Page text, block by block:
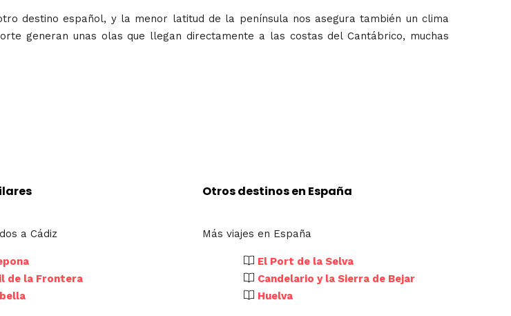
destino español, y la menor latitud de la península nos asegura también un clima
generan unas olas que llegan directamente a las costas del Cantábrico, muchas
a Cádiz
de la Frontera
Otros destinos en España
Más viajes en España
El Port de la Selva
Candelario y la Sierra de Bejar
Huelva